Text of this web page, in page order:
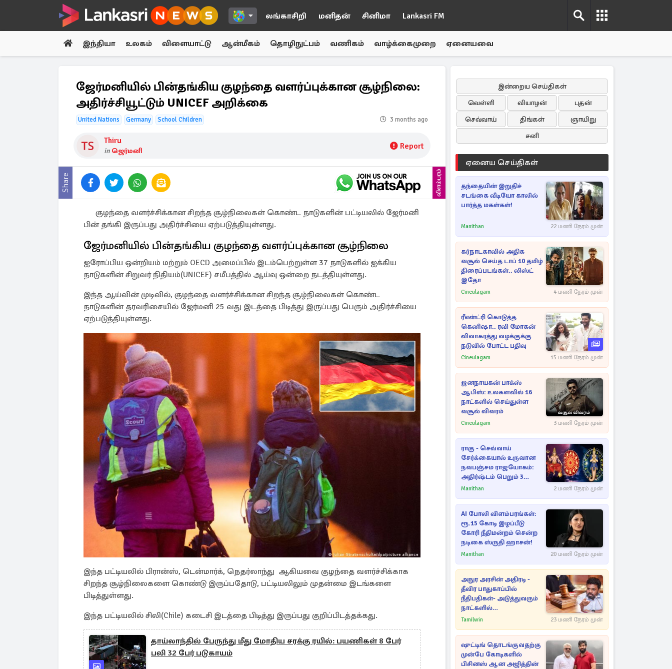
லங்காசிறி மனிதன் சினிமா Lankasri FM
இந்தியா உலகம் விளையாட்டு ஆன்மீகம் தொழிநுட்பம் வணிகம் வாழ்க்கைமுறை ஏனையவை
ஜேர்மனியில் பின்தங்கிய குழந்தை வளர்ப்புக்கான சூழ்நிலை:
அதிர்ச்சியூட்டும் UNICEF அறிக்கை
United Nations Germany School Children 3 months ago
Thiru
in ஜெர்மனி Report
Share விளம்பரம்
குழந்தை வளர்ச்சிக்கான சிறந்த சூழ்நிலைகள் கொண்ட நாடுகளின் பட்டியலில் ஜேர்மனி
பின் தங்கி இருப்பது அதிர்ச்சியை ஏற்படுத்தியுள்ளது.
ஜேர்மனியில் பின்தங்கிய குழந்தை வளர்ப்புக்கான சூழ்நிலை
ஐரோப்பிய ஒன்றியம் மற்றும் OECD அமைப்பில் இடம்பெற்றுள்ள 37 நாடுகளில் ஐக்கிய
நாடுகளின் சிறுவர் நிதியம்(UNICEF) சமீபத்தில் ஆய்வு ஒன்றை நடத்தியுள்ளது.
இந்த ஆய்வின் முடிவில், குழந்தை வளர்ச்சிக்கான சிறந்த சூழ்நிலைகள் கொண்ட
நாடுகளின் தரவரிசையில் ஜேர்மனி 25 வது இடத்தை பிடித்து இருப்பது பெரும் அதிர்ச்சியை
ஏற்படுத்தியுள்ளது.
இந்த பட்டியலில் பிரான்ஸ், டென்மார்க், நெதர்லாந்து ஆகியவை குழந்தை வளர்ச்சிக்காக
சிறந்த சூழ்நிலைகளை கொண்டு இருப்பதோடு, பட்டியலிலும் முதன்மை இடங்களை
பிடித்துள்ளது.
இந்த பட்டியலில் சிலி(Chile) கடைசி இடத்தை பிடித்து இருப்பது குறிப்பிடத்தக்கது.
தாய்லாந்தில் பேருந்து மீது மோதிய சரக்கு ரயில்: பயணிகள் 8 பேர்
பலி 32 பேர் படுகாயம்
இன்றைய செய்திகள்
வெள்ளி
வியாழன்
புதன்
செவ்வாய்
திங்கள்
ஞாயிறு
சனி
ஏனைய செய்திகள்
தந்தையின் இறுதிச்
சடங்கை வீடியோ காலில்
பார்த்த மகள்கள்!
Manithan 22 மணி நேரம் முன்
கர்நாடகாவில் அதிக
வசூல் செய்த டாப் 10 தமிழ்
திரைப்படங்கள்.. லிஸ்ட்
இதோ
Cineulagam 4 மணி நேரம் முன்
ரீஎன்ட்ரி கொடுத்த
கெனிஷா.. ரவி மோகன்
விவாகரத்து வழக்குக்கு
நடுவில் போட்ட பதிவு
Cineulagam 15 மணி நேரம் முன்
ஜனநாயகன் பாக்ஸ்
ஆபிஸ்: உலகளவில் 16
நாட்களில் செய்துள்ள
வசூல் விவரம்
Cineulagam 3 மணி நேரம் முன்
ராகு - செவ்வாய்
சேர்க்கையால் உருவான
நவபஞ்சம ராஜயோகம்:
அதிர்ஷ்டம் பெறும் 3
ராசிகள்!
Manithan 2 மணி நேரம் முன்
AI போலி விளம்பரங்கள்:
ரூ.15 கோடி இழப்பீடு
கோரி நீதிமன்றம் சென்ற
நடிகை ஸ்ருதி ஹாசன்!
Manithan 20 மணி நேரம் முன்
அநுர அரசின் அதிரடி -
தீவிர பாதுகாப்பில்
நீதிபதிகள்- அடுத்துவரும்
நாட்களில்
அம்பலமாகவுள்ள ரகசியம்
Tamilwin 23 மணி நேரம் முன்
ஷுட்டிங் தொடங்குவதற்கு
முன்பே கோடிகளில்
பிசினஸ் ஆன அஜித்தின்